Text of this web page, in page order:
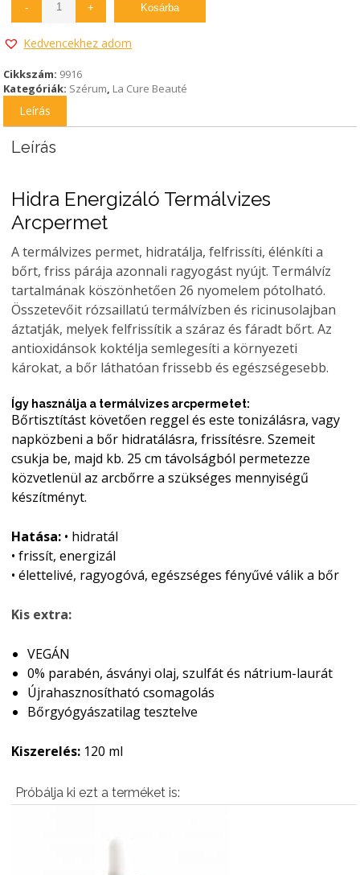
- + Kosárba
Kedvencekhez adom
Cikkszám: 9916
Kategóriák: Szérum, La Cure Beauté
Leírás
Leírás
Hidra Energizáló Termálvizes
Arcpermet
A termálvizes permet, hidratálja, felfrissíti, élénkíti a
bőrt, friss párája azonnali ragyogást nyújt. Termálvíz
tartalmának köszönhetően 26 nyomelem pótolható.
Összetevőit rózsaillatú termálvízben és ricinusolajban
áztatják, melyek felfrissítik a száraz és fáradt bőrt. Az
antioxidánsok koktélja semlegesíti a környezeti
károkat, a bőr láthatóan frissebb és egészségesebb.
Így használja a termálvizes arcpermetet:
Bőrtisztítást követően reggel és este tonizálásra, vagy
napközbeni a bőr hidratálásra, frissítésre. Szemeit
csukja be, majd kb. 25 cm távolságból permetezze
közvetlenül az arcbőrre a szükséges mennyiségű
készítményt.
Hatása: • hidratál
• frissít, energizál
• élettelivé, ragyogóvá, egészséges fényűvé válik a bőr
Kis extra:
VEGÁN
0% parabén, ásványi olaj, szulfát és nátrium-laurát
Újrahasznosítható csomagolás
Bőrgyógyászatilag tesztelve
Kiszerelés: 120 ml
Próbálja ki ezt a terméket is: